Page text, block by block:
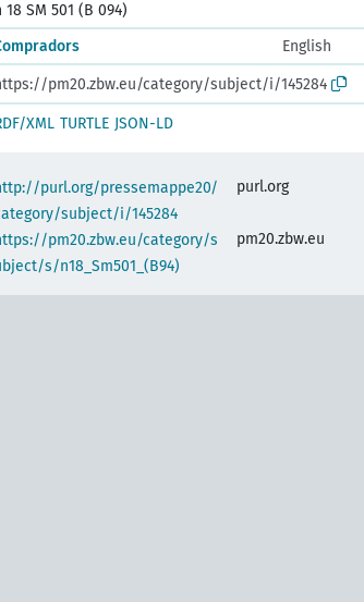
18 SM 501 (B 094)
English
pm20.zbw.eu/category/subject/i/145284
XML TURTLE JSON-LD
purl.org/pressemappe20/
subject/i/145284
purl.org
pm20.zbw.eu/category/s
s/n18_Sm501_(B94)
pm20.zbw.eu